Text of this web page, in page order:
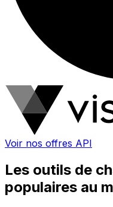
Voir nos offres API
Les outils de
populaires au